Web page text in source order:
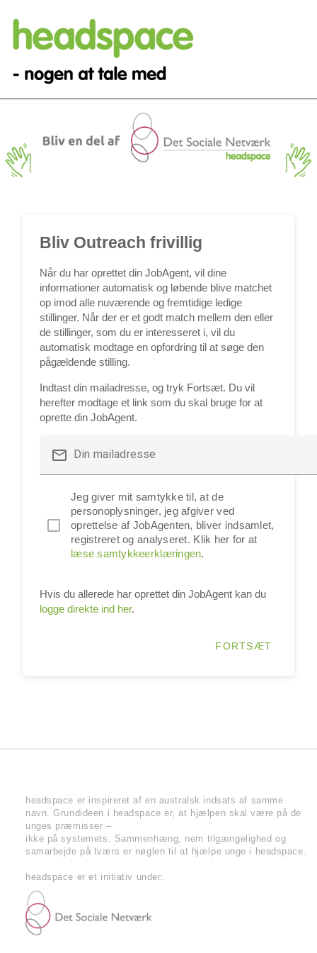
Bliv Outreach frivillig
Når du har oprettet din JobAgent, vil dine
informationer automatisk og løbende blive matchet
op imod alle nuværende og fremtidige ledige
stillinger. Når der er et godt match mellem den eller
de stillinger, som du er interesseret i, vil du
automatisk modtage en opfordring til at søge den
pågældende stilling.
Indtast din mailadresse, og tryk Fortsæt. Du vil
herefter modtage et link som du skal bruge for at
oprette din JobAgent.
mail_outline Din mailadresse
Jeg giver mit samtykke til, at de
personoplysninger, jeg afgiver ved
oprettelse af JobAgenten, bliver indsamlet,
registreret og analyseret. Klik her for at
læse samtykkeerklæringen.
Hvis du allerede har oprettet din JobAgent kan du
logge direkte ind her.
FORTSÆT
headspace er inspireret af en australsk indsats af samme
navn. Grundideen i headspace er, at hjælpen skal være på de
unges præmisser –
ikke på systemets. Sammenhæng, nem tilgængelighed og
samarbejde på tværs er nøglen til at hjælpe unge i headspace.
headspace er et initiativ under: